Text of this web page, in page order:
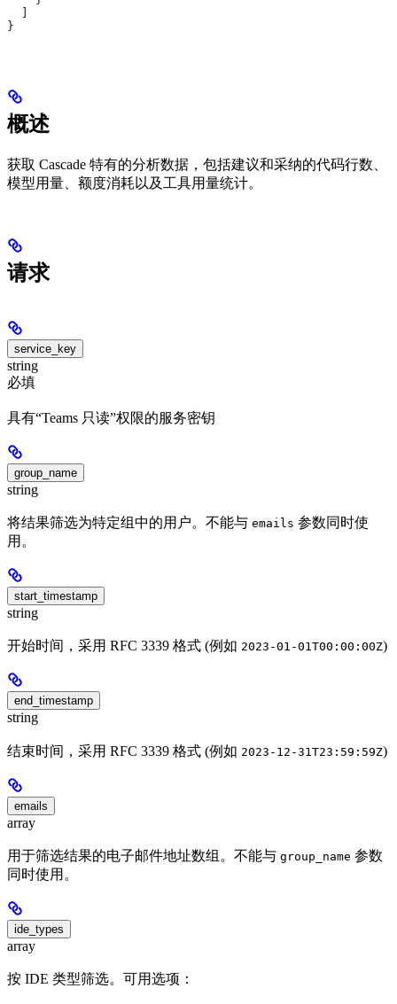
  ]
}
概述
获取 Cascade 特有的分析数据，包括建议和采纳的代码行数、
模型用量、额度消耗以及工具用量统计。
请求
service_key
string
必填
具有“Teams 只读”权限的服务密钥
group_name
string
将结果筛选为特定组中的用户。不能与 emails 参数同时使
用。
start_timestamp
string
开始时间，采用 RFC 3339 格式 (例如 2023-01-01T00:00:00Z)
end_timestamp
string
结束时间，采用 RFC 3339 格式 (例如 2023-12-31T23:59:59Z)
emails
array
用于筛选结果的电子邮件地址数组。不能与 group_name 参数
同时使用。
ide_types
array
按 IDE 类型筛选。可用选项：